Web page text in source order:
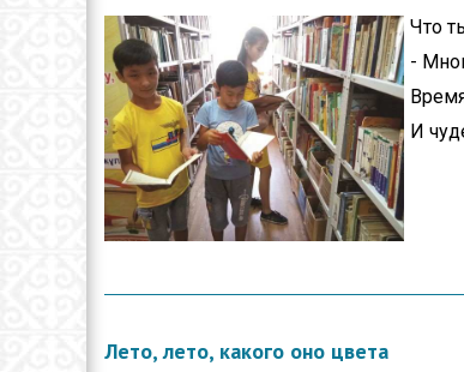
Что
-
И
Лето, лето, какого оно цвета